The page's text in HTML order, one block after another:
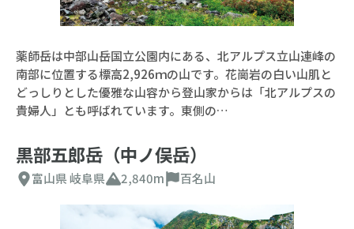
薬師岳は中部山岳国立公園内にある、北アルプス立山連峰の
南部に位置する標高2,926ｍの山です。花崗岩の白い山肌と
どっしりとした優雅な山容から登山家からは「北アルプスの
貴婦人」とも呼ばれています。東側の…
黒部五郎岳（中ノ俣岳）
富山県岐阜県 2,840m 百名山